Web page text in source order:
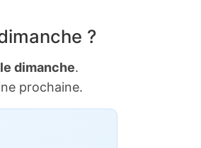
?
dimanche.
prochaine.